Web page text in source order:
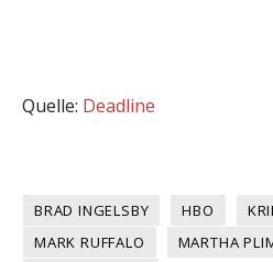
Quelle: Deadline
BRAD INGELSBY HBO
MARK RUFFALO
MARTHA